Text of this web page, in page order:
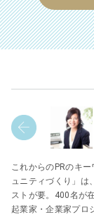
これからのPRのキー
ュニティづくり」は
ストが要。400名が
起業家・企業家プロ